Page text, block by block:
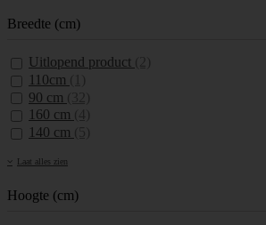
Breedte (cm)
Uitlopend product
110cm
90 cm
160 cm
140 cm
Laat alles zien
Hoogte (cm)